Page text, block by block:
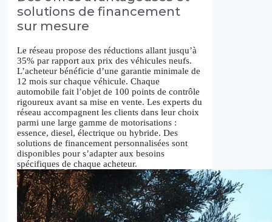
solutions de financement
sur mesure
Le réseau propose des réductions allant jusqu’à
35% par rapport aux prix des véhicules neufs.
L’acheteur bénéficie d’une garantie minimale de
12 mois sur chaque véhicule. Chaque
automobile fait l’objet de 100 points de contrôle
rigoureux avant sa mise en vente. Les experts du
réseau accompagnent les clients dans leur choix
parmi une large gamme de motorisations :
essence, diesel, électrique ou hybride. Des
solutions de financement personnalisées sont
disponibles pour s’adapter aux besoins
spécifiques de chaque acheteur.